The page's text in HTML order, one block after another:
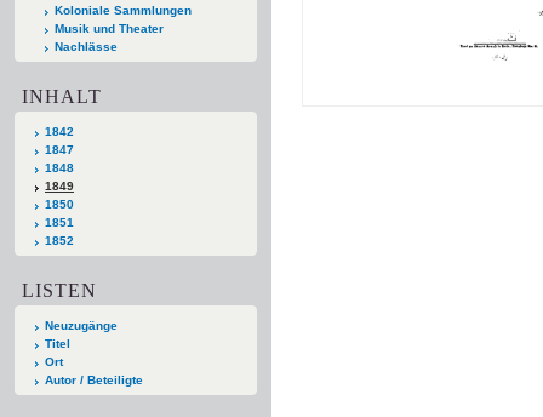
Koloniale Sammlungen
Musik und Theater
Nachlässe
INHALT
1842
1847
1848
1849
1850
1851
1852
LISTEN
Neuzugänge
Titel
Ort
Autor / Beteiligte